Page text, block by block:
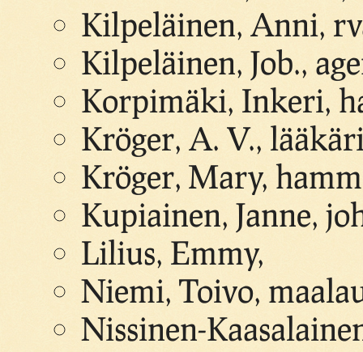
Kilpeläinen, Anni,
Kilpeläinen, Job.,
Korpimäki, Inkeri,
Kröger, A. V.,
Kröger, Mary,
Kupiainen, Janne,
Lilius, Emmy,
Niemi, Toivo,
Nissinen-